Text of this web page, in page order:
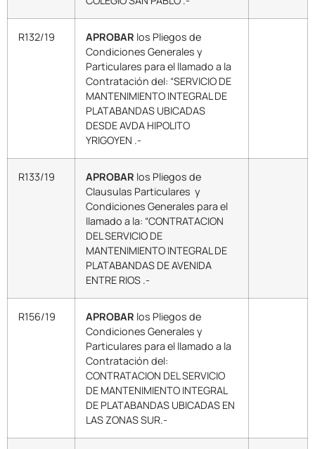
R132/19 APROBAR los Pliegos de
Condiciones Generales y
Particulares para el llamado a la
Contratación del: “SERVICIO DE
MANTENIMIENTO INTEGRAL DE
PLATABANDAS UBICADAS
DESDE AVDA HIPOLITO
YRIGOYEN .-
R133/19 APROBAR los Pliegos de
Clausulas Particulares y
Condiciones Generales para el
llamado a la: “CONTRATACION
DEL SERVICIO DE
MANTENIMIENTO INTEGRAL DE
PLATABANDAS DE AVENIDA
ENTRE RIOS .-
R156/19 APROBAR los Pliegos de
Condiciones Generales y
Particulares para el llamado a la
Contratación del:
CONTRATACION DEL SERVICIO
DE MANTENIMIENTO INTEGRAL
DE PLATABANDAS UBICADAS EN
LAS ZONAS SUR.-